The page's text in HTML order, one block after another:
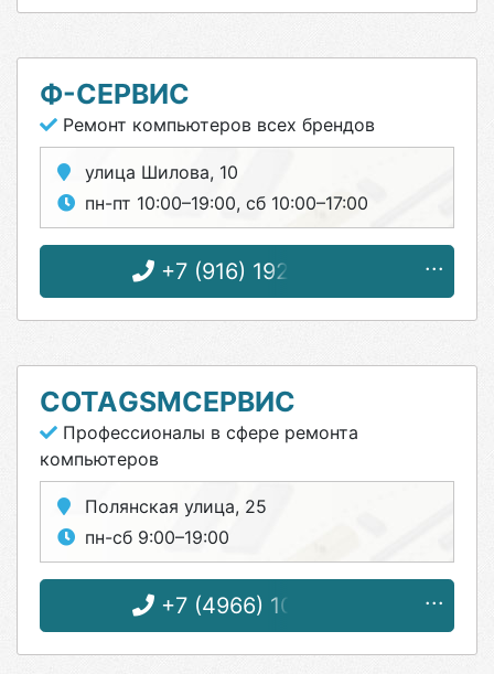
Ф-СЕРВИС
Ремонт компьютеров всех брендов
улица Шилова, 10
пн-пт 10:00–19:00, сб 10:00–17:00
+7 (916) 192-30-75
СОТАGSMСЕРВИС
Профессионалы в сфере ремонта
компьютеров
Полянская улица, 25
пн-сб 9:00–19:00
+7 (4966) 10-05-11